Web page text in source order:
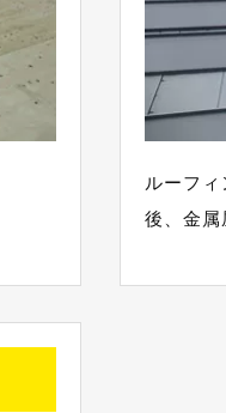
ルーフ
後、金属